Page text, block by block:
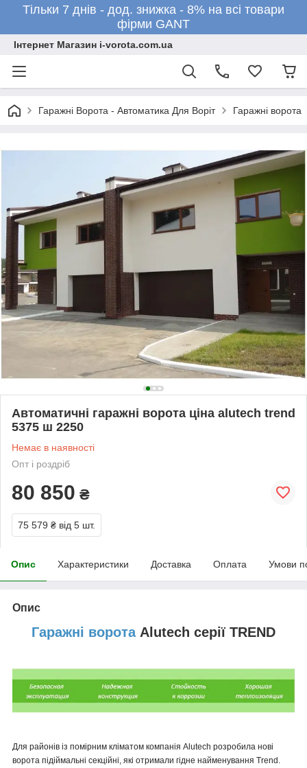
Тільки 7 днів - дод. знижка - 8% на всі товари
фірми GANT
Інтернет Магазин i-vorota.com.ua
Гаражні Ворота - Автоматика Для Воріт Гаражні ворота
Автоматичні гаражні ворота ціна alutech trend
5375 ш 2250
Немає в наявності
Опт і роздріб
80 850 ₴
75 579 ₴ від 5 шт.
Опис Характеристики Доставка Оплата Умови
Опис
Гаражні воротаAlutech серії TREND
Для районів із помірним кліматом компанія Alutech розробила нові
ворота підіймальні секційні, які отримали гідне найменування Trend.